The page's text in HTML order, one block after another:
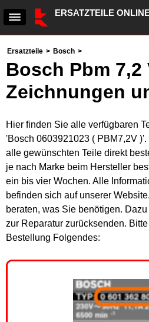
ERSATZTEILE
Ersatzteile > Bosch >
Bosch Pbm 7,2
Zeichnungen
Hier finden Sie alle verfügbaren
'Bosch 0603921023 ( PBM7,2V
alle gewünschten Teile direkt
je nach Marke beim Hersteller
ein bis vier Wochen. Alle
befinden sich auf unserer
beraten, was Sie benötigen.
zur Reparatur zurücksenden.
Bestellung Folgendes: